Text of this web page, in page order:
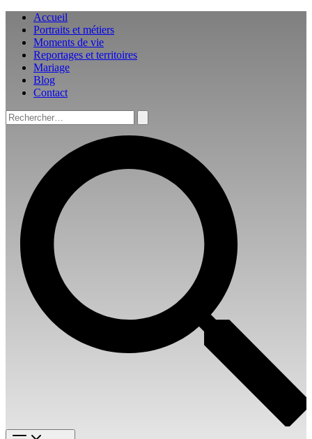
Aller
contenu
Accueil
Portraits et métiers
Moments de vie
Reportages et territoires
Mariage
Blog
Contact
Rechercher :